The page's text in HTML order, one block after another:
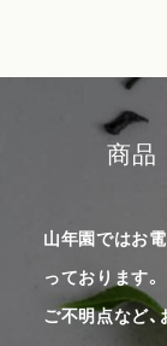
商品
山年園ではお
っております。
ご不明点など